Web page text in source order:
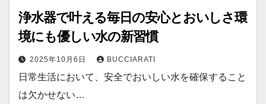
浄水器で叶える毎日の安心とおいしさ環
境にも優しい水の新習慣
2025年10月6日 BUCCIARATI
日常生活において、安全でおいしい水を確保すること
は欠かせない…